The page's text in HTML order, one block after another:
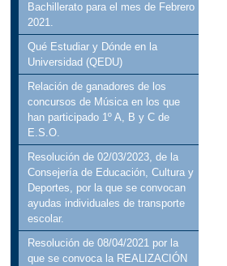
Bachillerato para el mes de Febrero
2021.
Qué Estudiar y Dónde en la
Universidad (QEDU)
Relación de ganadores de los
concursos de Música en los que
han participado 1º A, B y C de
E.S.O.
Resolución de 02/03/2023, de la
Consejería de Educación, Cultura y
Deportes, por la que se convocan
ayudas individuales de transporte
escolar.
Resolución de 08/04/2021 por la
que se convoca la REALIZACIÓN